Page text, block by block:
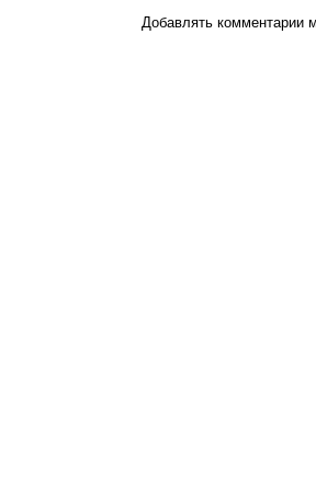
Добавлять комментарии